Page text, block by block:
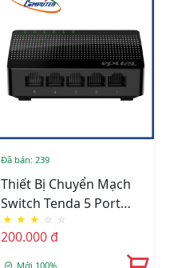
Đã bán: 239
Thiết Bị Chuyển Mạch
Switch Tenda 5 Port
SG105-1G
★ ★ ★ ☆ ☆
200.000 đ
Mới 100%